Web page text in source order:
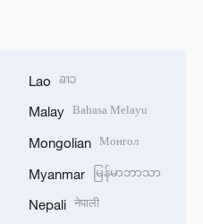
Lao ລາວ
Malay Bahasa Melayu
Mongolian Монгол
Myanmar မြန်မာဘာသာ
Nepali नेपाली